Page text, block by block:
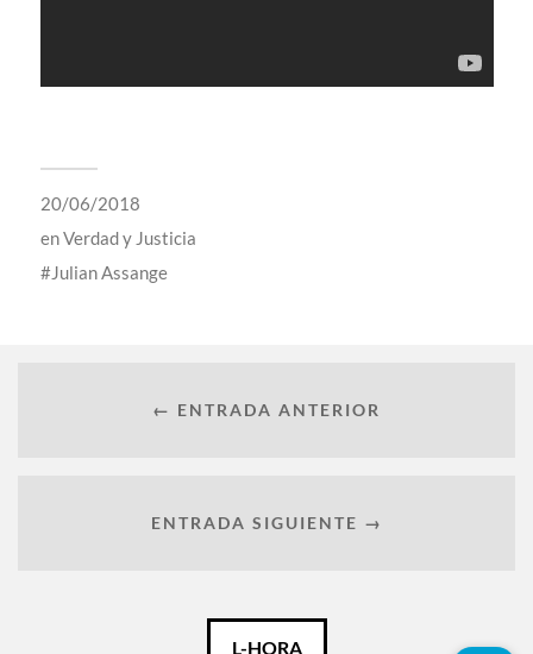
20/06/2018
enVerdad y Justicia
Julian Assange
← ENTRADA ANTERIOR
ENTRADA SIGUIENTE →
L-HORA